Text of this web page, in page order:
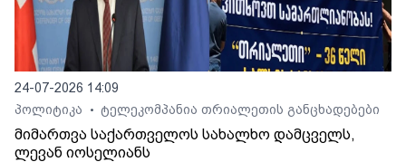
24-07-2026 14:09
პოლიტიკა
• ტელეკომპანია თრიალეთის განცხადებები
მიმართვა საქართველოს სახალხო დამცველს,
ლევან იოსელიანს